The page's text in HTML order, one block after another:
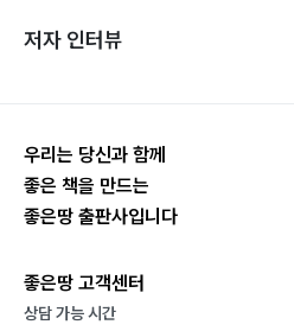
저자 인터뷰
우리는 당신과 함께
좋은 책을 만드는
좋은땅 출판사입니다
좋은땅 고객센터
상담 가능 시간